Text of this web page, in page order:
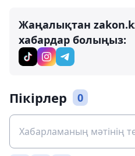
Жаңалықтан
хабардар болыңыз:
Пікірлер 0